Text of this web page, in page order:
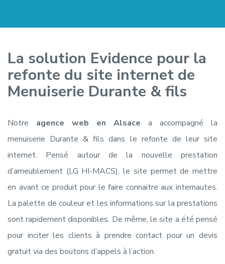
La solution Evidence pour la
refonte du site internet de
Menuiserie Durante & fils
Notre agence web en Alsace a accompagné la
menuiserie Durante & fils dans le refonte de leur site
internet. Pensé autour de la nouvelle prestation
d’ameublement (LG HI-MACS), le site permet de mettre
en avant ce produit pour le faire connaitre aux internautes.
La palette de couleur et les informations sur la prestations
sont rapidement disponibles. De même, le site a été pensé
pour inciter les clients à prendre contact pour un devis
gratuit via des boutons d’appels à l’action.